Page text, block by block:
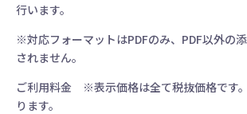
行います。
※対応フォーマットはPDFのみ、PDF以外の
されません。
ご利用料金 ※表示価格は全て税抜価格です
ります。